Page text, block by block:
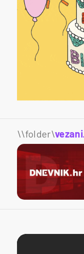
\\folder\